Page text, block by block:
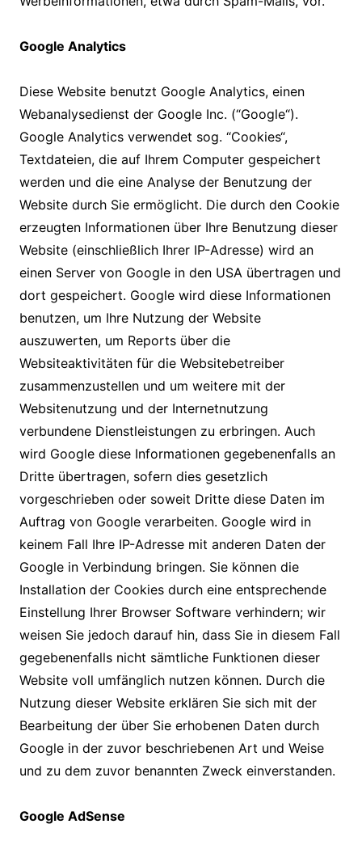
Google Analytics
Diese Website benutzt Google Analytics, einen
Webanalysedienst der Google Inc. (“Google“).
Google Analytics verwendet sog. “Cookies“,
Textdateien, die auf Ihrem Computer gespeichert
werden und die eine Analyse der Benutzung der
Website durch Sie ermöglicht. Die durch den Cookie
erzeugten Informationen über Ihre Benutzung dieser
Website (einschließlich Ihrer IP-Adresse) wird an
einen Server von Google in den USA übertragen und
dort gespeichert. Google wird diese Informationen
benutzen, um Ihre Nutzung der Website
auszuwerten, um Reports über die
Websiteaktivitäten für die Websitebetreiber
zusammenzustellen und um weitere mit der
Websitenutzung und der Internetnutzung
verbundene Dienstleistungen zu erbringen. Auch
wird Google diese Informationen gegebenenfalls an
Dritte übertragen, sofern dies gesetzlich
vorgeschrieben oder soweit Dritte diese Daten im
Auftrag von Google verarbeiten. Google wird in
keinem Fall Ihre IP-Adresse mit anderen Daten der
Google in Verbindung bringen. Sie können die
Installation der Cookies durch eine entsprechende
Einstellung Ihrer Browser Software verhindern; wir
weisen Sie jedoch darauf hin, dass Sie in diesem Fall
gegebenenfalls nicht sämtliche Funktionen dieser
Website voll umfänglich nutzen können. Durch die
Nutzung dieser Website erklären Sie sich mit der
Bearbeitung der über Sie erhobenen Daten durch
Google in der zuvor beschriebenen Art und Weise
und zu dem zuvor benannten Zweck einverstanden.
Google AdSense